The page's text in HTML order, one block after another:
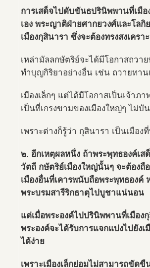
การเสด็จไปดับขันธปรินิพพานที่เมือ
เอง พระญาติฝ่ายศากยวงศ์และโล
เมืองกุสินารา ซึ่งจะต้องทรงสงเคร
เหล่ามัลลกษัตริย์จะได้มีโอกาสถวา
ทำบุญกิริยาอย่างอื่น เช่น ถวายทา
เมืองเล็กๆ แต่ได้มีโอกาสเป็นเจ้า
เป็นที่เกรงขามของเมืองใหญ่ๆ ไม่บัน
เพราะต่างก็รู้ว่า กุสินารา เป็นเมือง
๒. อีกเหตุผลหนึ่ง ถ้าพระพุทธองค์เ
วัตถี กษัตริย์เมืองใหญ่นั้นๆ จะต้องถื
เมืองอื่นที่เคารพนับถือพระพุทธองค์
พระบรมสารีริกธาตุไปบูชาแน่นอน
แต่เมื่อพระองค์ไปปรินิพพานที่เมือง
พระองค์จะได้รับการแจกแบ่งไปยัง
ได้ง่าย
เพราะเมืองเล็กย่อมไม่สามารถขัด